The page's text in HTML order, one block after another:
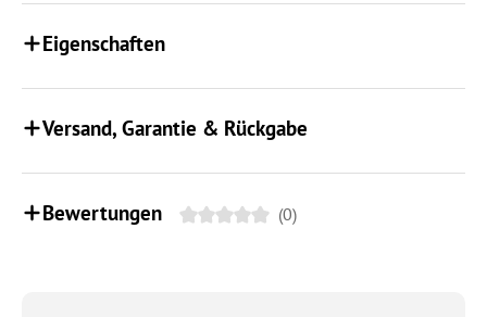
Eigenschaften
Versand, Garantie & Rückgabe
Bewertungen (0)